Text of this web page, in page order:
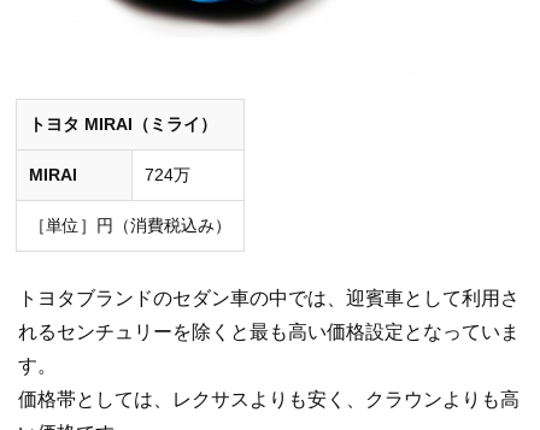
トヨタ MIRAI（ミライ）
MIRAI 724万
［単位］円（消費税込み）
トヨタブランドのセダン車の中では、迎賓車として利用さ
れるセンチュリーを除くと最も高い価格設定となっていま
す。
価格帯としては、レクサスよりも安く、クラウンよりも高